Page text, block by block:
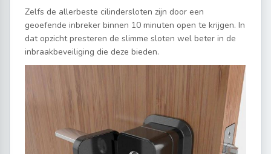
Zelfs de allerbeste cilindersloten zijn door een
geoefende inbreker binnen 10 minuten open te krijgen. In
dat opzicht presteren de slimme sloten wel beter in de
inbraakbeveiliging die deze bieden.